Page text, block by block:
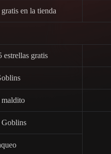
en la tienda
estrellas gratis
Goblins